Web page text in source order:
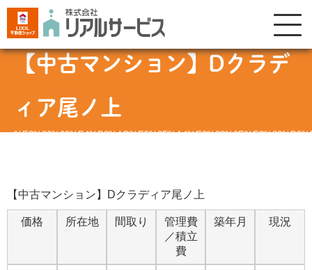
【中古マンション】Dクラデ
ィア尾ノ上
【中古マンション】Dクラディア尾ノ上
価格 所在地 間取り
管理費
／積立
費
築年月 現況